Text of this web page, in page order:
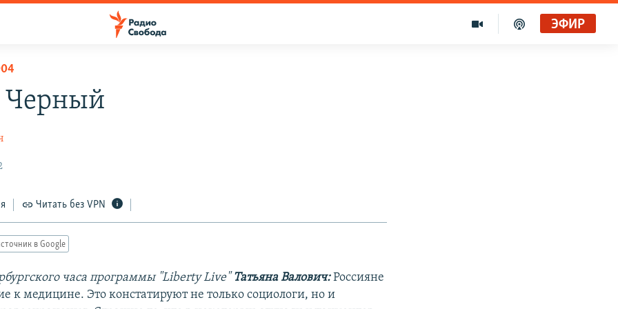
ЭФИР
Черный
Читать без VPN
в Google
часа программы "Liberty Live" Татьяна Валович:Россияне
к медицине. Это констатируют не только социологи, но и